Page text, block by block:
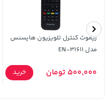
56,080,000 تومان خرید
ریموت کنترل تلویزیون هایسنس
مدل EN-31611
500,000 تومان خرید